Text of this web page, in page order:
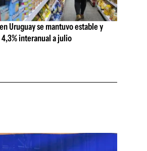
Uruguay se mantuvo estable y
interanual a julio